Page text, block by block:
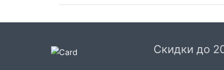
Доставка в Москве и области
Скидки до